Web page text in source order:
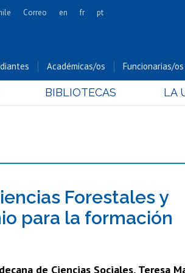
Cs. Forestales y Conservación
Cs. Sociales
Estudios Internacionales
Bachillerato
Correo en fr pt
Académicas/os Funcionarias/os
BIBLIOTECAS LA
Forestales y
para la formación
de Ciencias Sociales, Teresa